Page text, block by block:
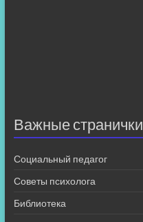
Важные странички
Социальный педагог
Советы психолога
Библиотека